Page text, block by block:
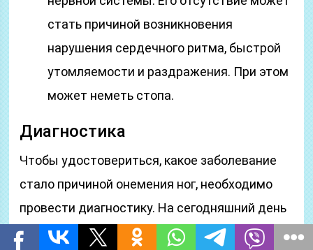
стать причиной возникновения
нарушения сердечного ритма, быстрой
утомляемости и раздражения. При этом
может неметь стопа.
Диагностика
Чтобы удостовериться, какое заболевание
стало причиной онемения ног, необходимо
провести диагностику. На сегодняшний день
существует множество способов установить